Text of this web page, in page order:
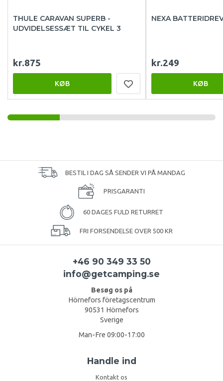
THULE CARAVAN SUPERB -
UDVIDELSESSÆT TIL CYKEL 3
kr.875
KØB
NEXA
kr.249
KØB
BESTIL I DAG SÅ SENDER VI PÅ MANDAG
PRISGARANTI
60 DAGES FULD RETURRET
FRI FORSENDELSE OVER 500 KR
+46 90 349 33 50
info@getcamping.se
Besøg os på
Hörnefors företagscentrum
90531 Hörnefors
Sverige
Man-Fre 09:00-17:00
Handle ind
Kontakt os